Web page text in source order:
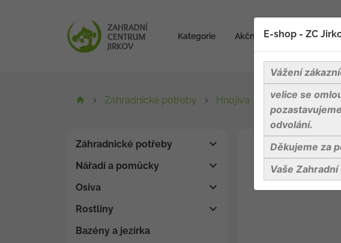
Kategorie Akční zboží Blog
Záhradnické potřeby Hnojiva AGRO NPK 11-
Záhradnické potřeby
Nářadí a pomůcky
Osiva
Rostliny
Bazény a jezírka
E-shop - ZC
Vážení
velice se
odvolání.
Děkujeme za
Vaše